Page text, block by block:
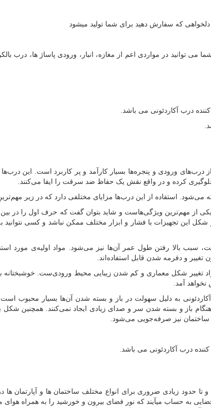
که سفارش دهید برای شما تولید میشود
می توانید در مواردی اعم از مغازه، انبار، ورودی پاساژ ها، درب
درب آکاردئونی می باشد.
درب‌های ورودی و پنجره‌ها بسیار کارآمد و پر کاربرد است. این
کرده و در واقع نقش یک حفاظ ضد سرقت را ایفا می‌کنند.
می‌شود. استفاده از این درب‌ها مزایای مختلفی دارد که در زیر
یکی از مهم‌ترین ویژگی‌هاست و شاید بتوان گفت که حرف اول را در
این تجهیزات با فشار و ابزار مختلف ممکن نباشد و کسی نتوانید
سبب بالا رفتن طول عمر آن‌ها نیز می‌شود. مواد اولیه‌ی مورد
و دفرمه شدن قابل استفاده‌اند.
تغییر شکل معماری و کم شدن زیبایی محیط ورودی‌ست. خوشبختانه
نخواهد آمد.
آکاردئونی به دلیل سهولت در باز و بسته شدن آن‌ها بسیار محبوب است.
باز و بسته شدن سر و صدای زیادی ایجاد نمی‌کنند. همچنین شکل
ساختمان نیز صرفه‌جویی می‌شود.
درب آکاردئونی می باشد.
و تا حدود زیادی ضروری برای انواع مختلف ساختمان ها و آپارتمان
به حساب میآیند که نور فضای بیرون و خورشید را به همراه هوای